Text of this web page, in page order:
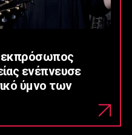
εκπρόσωπος
ενέπνευσε
ύμνο των